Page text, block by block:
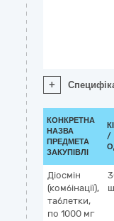
+
КОНКРЕТНА
НАЗВА
ПРЕДМЕТА
ЗАКУПІВЛІ
/
Діосмін
(комбінації),
таблетки,
по 1000 мг